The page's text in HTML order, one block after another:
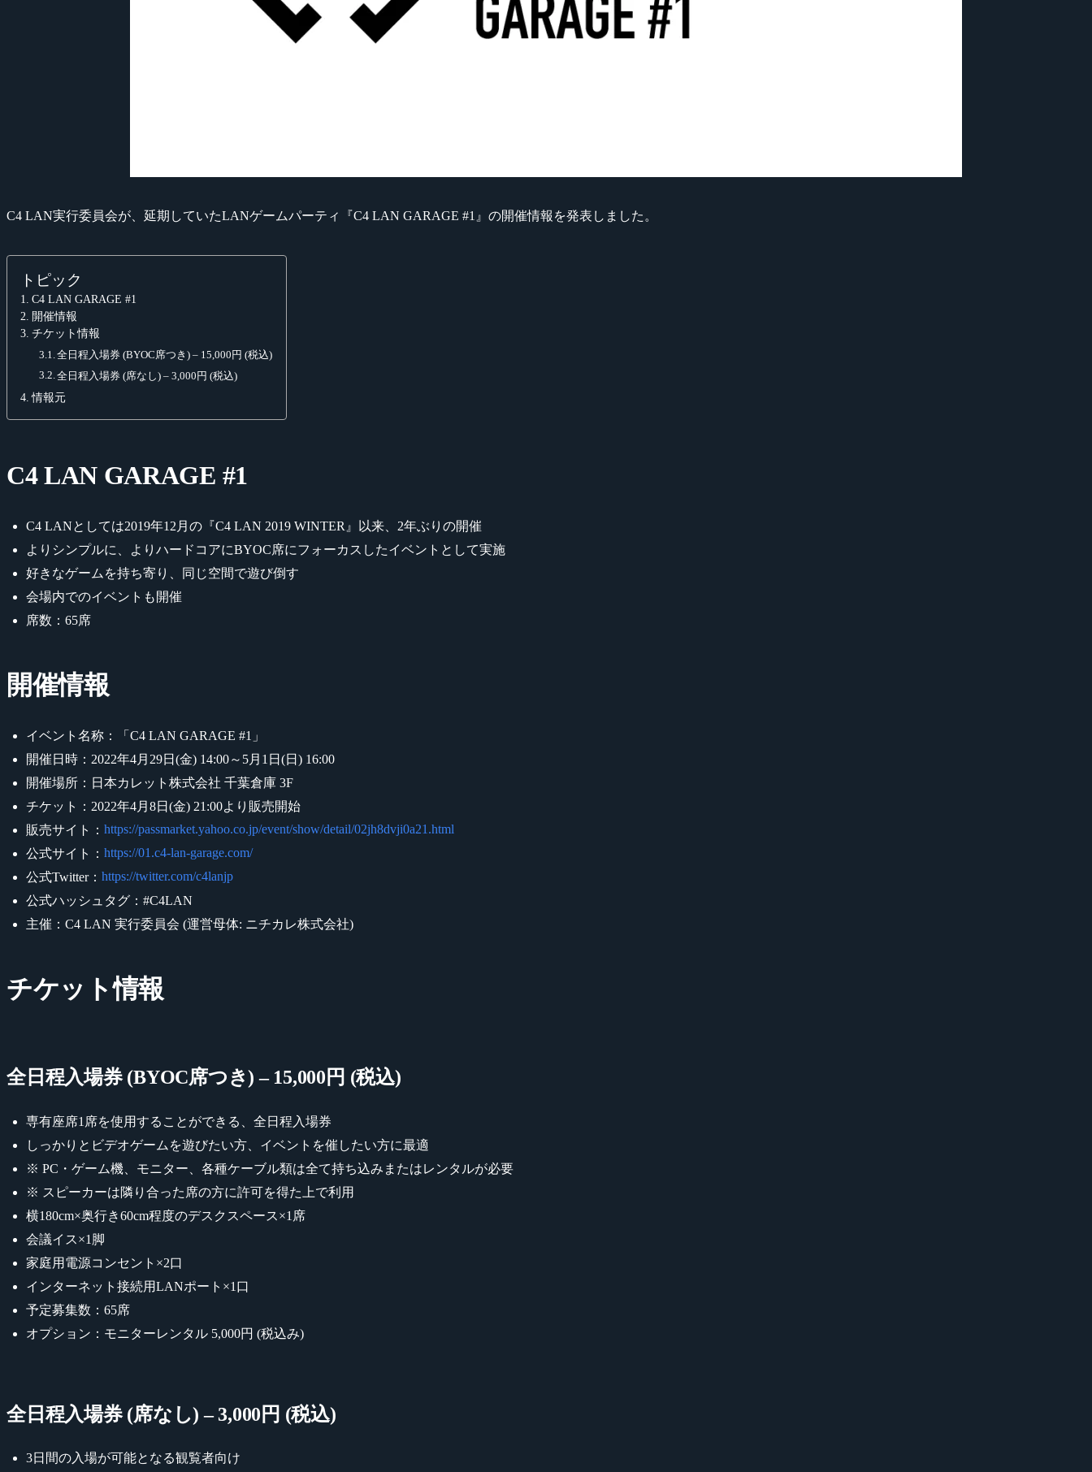
C4 LAN実行委員会が、延期していたLANゲームパーティ『C4 LAN GARAGE #1』の開催情報を発表しました。
トピック
C4 LAN GARAGE #1
開催情報
チケット情報
全日程入場券 (BYOC席つき) – 15,000円 (税込)
全日程入場券 (席なし) – 3,000円 (税込)
情報元
C4 LAN GARAGE #1
C4 LANとしては2019年12月の『C4 LAN 2019 WINTER』以来、2年ぶりの開催
よりシンプルに、よりハードコアにBYOC席にフォーカスしたイベントとして実施
好きなゲームを持ち寄り、同じ空間で遊び倒す
会場内でのイベントも開催
席数：65席
開催情報
イベント名称：「C4 LAN GARAGE #1」
開催日時：2022年4月29日(金) 14:00～5月1日(日) 16:00
開催場所：日本カレット株式会社 千葉倉庫 3F
チケット：2022年4月8日(金) 21:00より販売開始
販売サイト： https://passmarket.yahoo.co.jp/event/show/detail/02jh8dvji0a21.html
公式サイト： https://01.c4-lan-garage.com/
公式Twitter： https://twitter.com/c4lanjp
公式ハッシュタグ：#C4LAN
主催：C4 LAN 実行委員会 (運営母体: ニチカレ株式会社)
チケット情報
全日程入場券 (BYOC席つき) – 15,000円 (税込)
専有座席1席を使用することができる、全日程入場券
しっかりとビデオゲームを遊びたい方、イベントを催したい方に最適
※ PC・ゲーム機、モニター、各種ケーブル類は全て持ち込みまたはレンタルが必要
※ スピーカーは隣り合った席の方に許可を得た上で利用
横180cm×奥行き60cm程度のデスクスペース×1席
会議イス×1脚
家庭用電源コンセント×2口
インターネット接続用LANポート×1口
予定募集数：65席
オプション：モニターレンタル 5,000円 (税込み)
全日程入場券 (席なし) – 3,000円 (税込)
3日間の入場が可能となる観覧者向け